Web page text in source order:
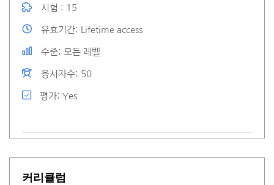
커리큘럼
시험 15
유효기간 Lifetime access
수준 모든 레벨
응시자수 50
평가 Yes